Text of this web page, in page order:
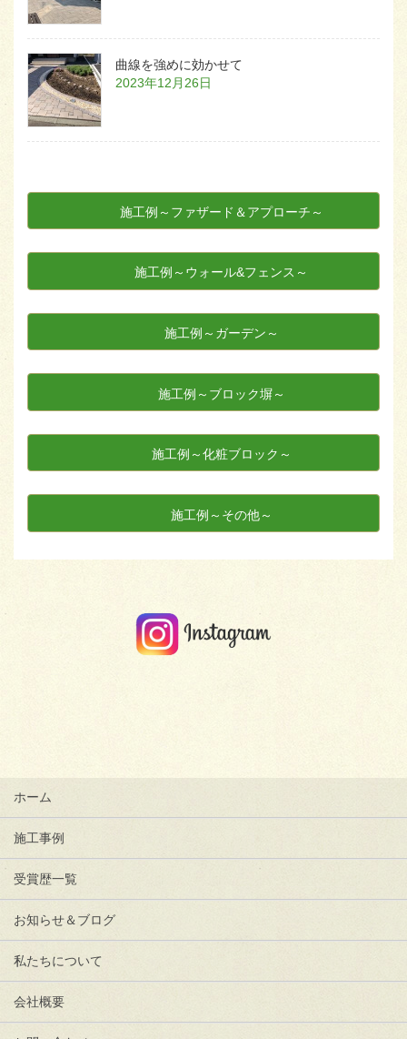
曲線を強めに効かせて
2023年12月26日
施工例～ファザード＆アプローチ～
施工例～ウォール&フェンス～
施工例～ガーデン～
施工例～ブロック塀～
施工例～化粧ブロック～
施工例～その他～
ホーム
施工事例
受賞歴一覧
お知らせ＆ブログ
私たちについて
会社概要